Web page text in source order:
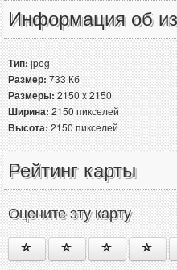
Информация об
Тип:jpeg
Размер:733 Кб
Размеры:2150 x 2150
Ширина:2150 пикселей
Высота:2150 пикселей
Рейтинг карты
Оцените эту карту